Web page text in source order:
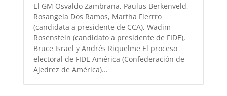
El GM Osvaldo Zambrana, Paulus Berkenveld,
Rosangela Dos Ramos, Martha Fierrro
(candidata a presidente de CCA), Wadim
Rosenstein (candidato a presidente de FIDE),
Bruce Israel y Andrés Riquelme El proceso
electoral de FIDE América (Confederación de
Ajedrez de América)...